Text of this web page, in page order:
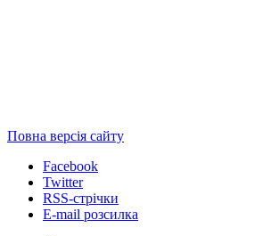
Повна версія сайту
Facebook
Twitter
RSS-стрічки
E-mail розсилка